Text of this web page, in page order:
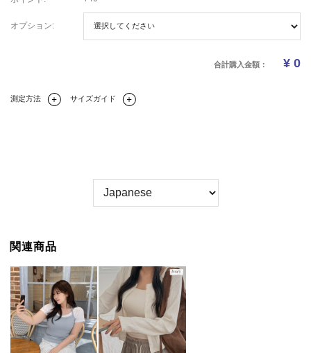
オプション:
合計購入金額： ¥ 0
測定方法 サイズガイド
関連商品